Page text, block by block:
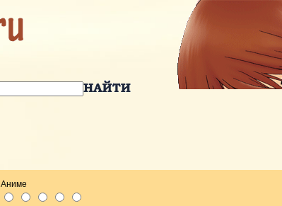
Аниме